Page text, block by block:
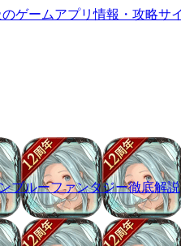
ブルーファンタジー徹底解説